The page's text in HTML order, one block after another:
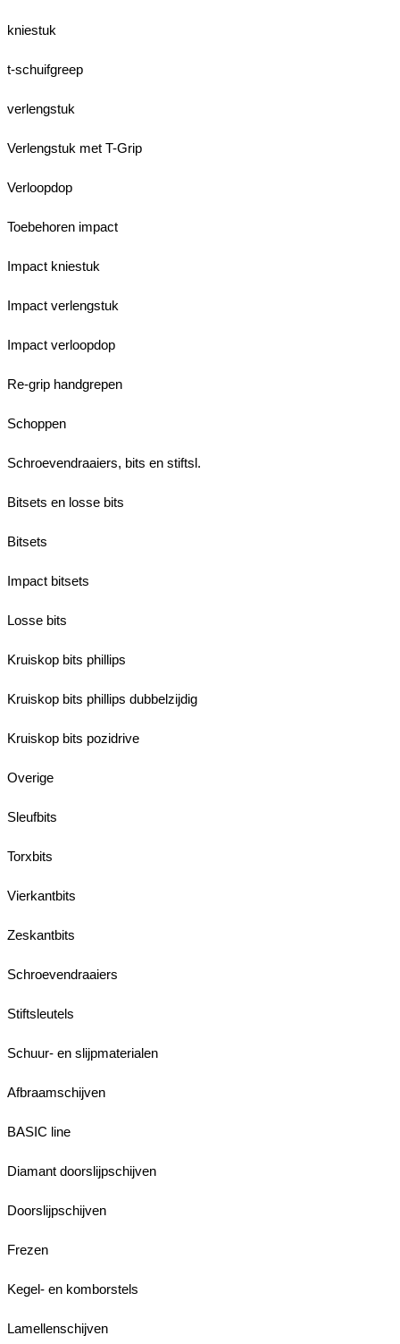
kniestuk
t-schuifgreep
verlengstuk
Verlengstuk met T-Grip
Verloopdop
Toebehoren impact
Impact kniestuk
Impact verlengstuk
Impact verloopdop
Re-grip handgrepen
Schoppen
Schroevendraaiers, bits en stiftsl.
Bitsets en losse bits
Bitsets
Impact bitsets
Losse bits
Kruiskop bits phillips
Kruiskop bits phillips dubbelzijdig
Kruiskop bits pozidrive
Overige
Sleufbits
Torxbits
Vierkantbits
Zeskantbits
Schroevendraaiers
Stiftsleutels
Schuur- en slijpmaterialen
Afbraamschijven
BASIC line
Diamant doorslijpschijven
Doorslijpschijven
Frezen
Kegel- en komborstels
Lamellenschijven